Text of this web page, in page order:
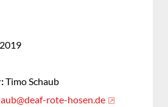
Timo Schaub
rote-hosen.de